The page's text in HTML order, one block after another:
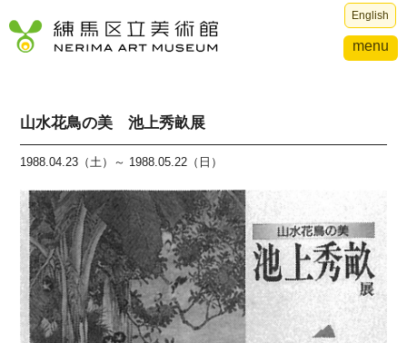
English
menu
山水花鳥の美 池上秀畝展
1988.04.23（土）～ 1988.05.22（日）